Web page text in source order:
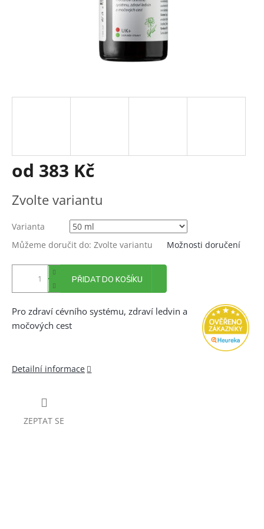
od 383 Kč
cena:
Zvolte variantu
Varianta
Můžeme doručit do: Zvolte variantu Možnosti doručení
PŘIDAT DO KOŠÍKU
Pro zdraví cévního systému, zdraví ledvin a
močových cest
Detailní informace
ZEPTAT SE